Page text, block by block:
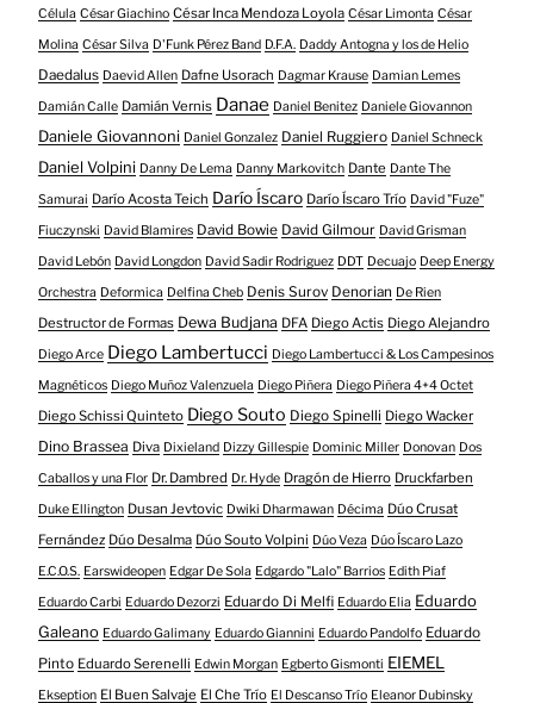
Célula César Giachino César Inca Mendoza Loyola César Limonta César
Molina César Silva D'Funk Pérez Band D.F.A. Daddy Antogna y los de Helio
Daedalus Daevid Allen Dafne Usorach Dagmar Krause Damian Lemes
Damián Calle Damián Vernis Danae Daniel Benitez Daniele Giovannon
Daniele Giovannoni Daniel Gonzalez Daniel Ruggiero Daniel Schneck
Daniel Volpini Danny De Lema Danny Markovitch Dante Dante The
Samurai Darío Acosta Teich Darío Íscaro Darío Íscaro Trío David "Fuze"
Fiuczynski David Blamires David Bowie David Gilmour David Grisman
David Lebón David Longdon David Sadir Rodriguez DDT Decuajo Deep Energy
Orchestra Deformica Delfina Cheb Denis Surov Denorian De Rien
Destructor de Formas Dewa Budjana DFA Diego Actis Diego Alejandro
Diego Arce Diego Lambertucci Diego Lambertucci & Los Campesinos
Magnéticos Diego Muñoz Valenzuela Diego Piñera Diego Piñera 4+4 Octet
Diego Schissi Quinteto Diego Souto Diego Spinelli Diego Wacker
Dino Brassea Diva Dixieland Dizzy Gillespie Dominic Miller Donovan Dos
Caballos y una Flor Dr. Dambred Dr. Hyde Dragón de Hierro Druckfarben
Duke Ellington Dusan Jevtovic Dwiki Dharmawan Décima Dúo Crusat
Fernández Dúo Desalma Dúo Souto Volpini Dúo Veza Dúo Íscaro Lazo
E.C.O.S. Earswideopen Edgar De Sola Edgardo "Lalo" Barrios Edith Piaf
Eduardo Carbi Eduardo Dezorzi Eduardo Di Melfi Eduardo Elia Eduardo
Galeano Eduardo Galimany Eduardo Giannini Eduardo Pandolfo Eduardo
Pinto Eduardo Serenelli Edwin Morgan Egberto Gismonti EIEMEL
Ekseption El Buen Salvaje El Che Trío El Descanso Trío Eleanor Dubinsky